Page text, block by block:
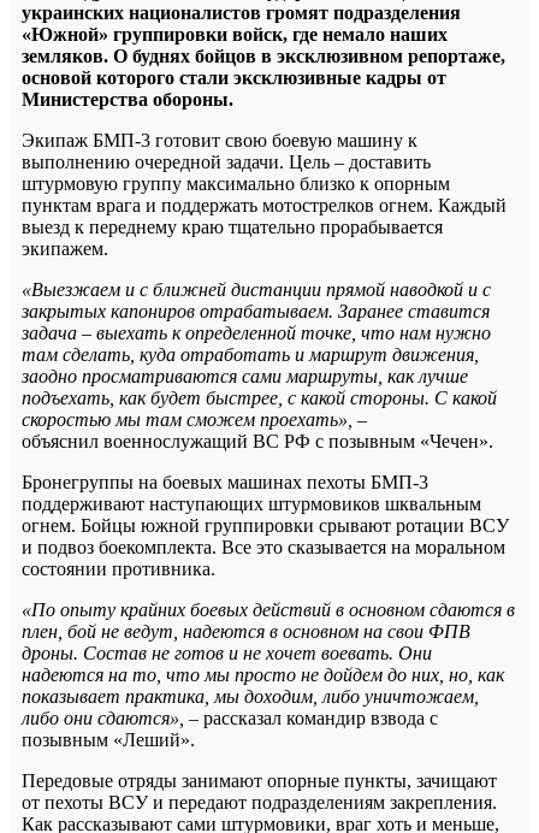
украинских националистов громят подразделения
«Южной» группировки войск, где немало наших
земляков. О буднях бойцов в эксклюзивном репортаже,
основой которого стали эксклюзивные кадры от
Министерства обороны.
Экипаж БМП-3 готовит свою боевую машину к
выполнению очередной задачи. Цель – доставить
штурмовую группу максимально близко к опорным
пунктам врага и поддержать мотострелков огнем. Каждый
выезд к переднему краю тщательно прорабывается
экипажем.
«Выезжаем и с ближней дистанции прямой наводкой и с
закрытых капониров отрабатываем. Заранее ставится
задача – выехать к определенной точке, что нам нужно
там сделать, куда отработать и маршрут движения,
заодно просматриваются сами маршруты, как лучше
подъехать, как будет быстрее, с какой стороны. С какой
скоростью мы там сможем проехать», –
объяснил военнослужащий ВС РФ с позывным «Чечен».
Бронегруппы на боевых машинах пехоты БМП-3
поддерживают наступающих штурмовиков шквальным
огнем. Бойцы южной группировки срывают ротации ВСУ
и подвоз боекомплекта. Все это сказывается на моральном
состоянии противника.
«По опыту крайних боевых действий в основном сдаются в
плен, бой не ведут, надеются в основном на свои ФПВ
дроны. Состав не готов и не хочет воевать. Они
надеются на то, что мы просто не дойдем до них, но, как
показывает практика, мы доходим, либо уничтожаем,
либо они сдаются», – рассказал командир взвода с
позывным «Леший».
Передовые отряды занимают опорные пункты, зачищают
от пехоты ВСУ и передают подразделениям закрепления.
Как рассказывают сами штурмовики, враг хоть и меньше,